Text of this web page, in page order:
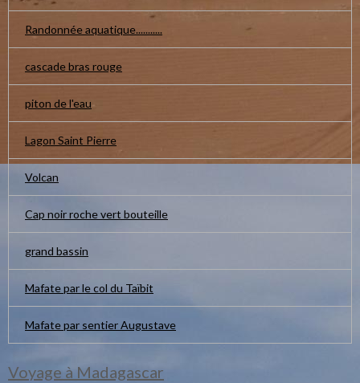
Randonnée aquatique...........
cascade bras rouge
piton de l'eau
Lagon Saint Pierre
Volcan
Cap noir roche vert bouteille
grand bassin
Mafate par le col du Taïbit
Mafate par sentier Augustave
Voyage à Madagascar